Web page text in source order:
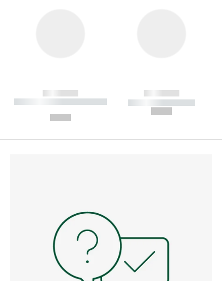
------------
----------- ----------- --------
------------
----------- -----------